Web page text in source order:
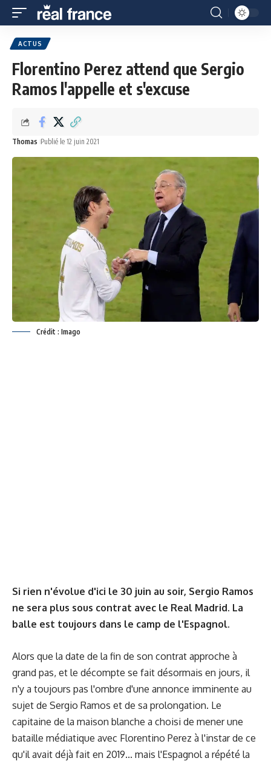
ACTUS
Florentino Perez attend que Sergio
Ramos l'appelle et s'excuse
Thomas Publié le 12 juin 2021
Crédit : Imago
Si rien n'évolue d'ici le 30 juin au soir, Sergio Ramos
ne sera plus sous contrat avec le Real Madrid. La
balle est toujours dans le camp de l'Espagnol.
Alors que la date de la fin de son contrat approche à
grand pas, et le décompte se fait désormais en jours, il
n'y a toujours pas l'ombre d'une annonce imminente au
sujet de Sergio Ramos et de sa prolongation. Le
capitaine de la maison blanche a choisi de mener une
bataille médiatique avec Florentino Perez à l'instar de ce
qu'il avait déjà fait en 2019... mais l'Espagnol a répété la